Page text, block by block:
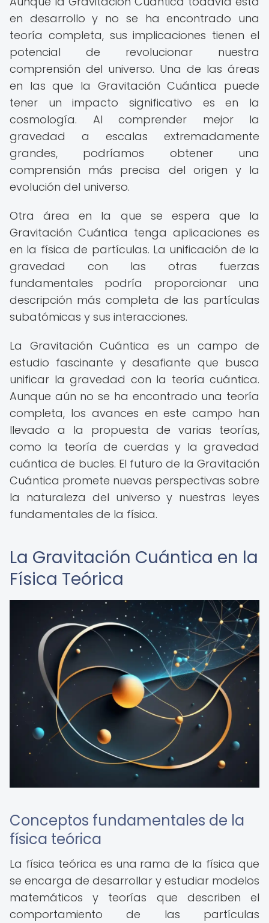
en desarrollo y no se ha encontrado una
teoría completa, sus implicaciones tienen el
potencial de revolucionar nuestra
comprensión del universo. Una de las áreas
en las que la Gravitación Cuántica puede
tener un impacto significativo es en la
cosmología. Al comprender mejor la
gravedad a escalas extremadamente
grandes, podríamos obtener una
comprensión más precisa del origen y la
evolución del universo.
Otra área en la que se espera que la
Gravitación Cuántica tenga aplicaciones es
en la física de partículas. La unificación de la
gravedad con las otras fuerzas
fundamentales podría proporcionar una
descripción más completa de las partículas
subatómicas y sus interacciones.
La Gravitación Cuántica es un campo de
estudio fascinante y desafiante que busca
unificar la gravedad con la teoría cuántica.
Aunque aún no se ha encontrado una teoría
completa, los avances en este campo han
llevado a la propuesta de varias teorías,
como la teoría de cuerdas y la gravedad
cuántica de bucles. El futuro de la Gravitación
Cuántica promete nuevas perspectivas sobre
la naturaleza del universo y nuestras leyes
fundamentales de la física.
La Gravitación Cuántica en la
Física Teórica
Conceptos fundamentales de la
física teórica
La física teórica es una rama de la física que
se encarga de desarrollar y estudiar modelos
matemáticos y teorías que describen el
comportamiento de las partículas